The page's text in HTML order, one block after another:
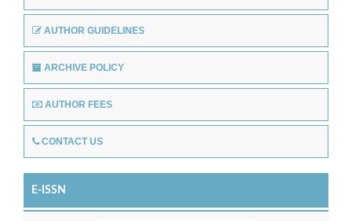
AUTHOR GUIDELINES
ARCHIVE POLICY
AUTHOR FEES
CONTACT US
E-ISSN